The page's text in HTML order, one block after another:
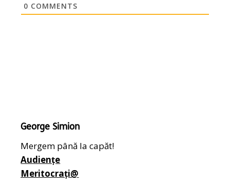
0 COMMENTS
George Simion
Mergem până la capăt!
Audiențe
Meritocrați@